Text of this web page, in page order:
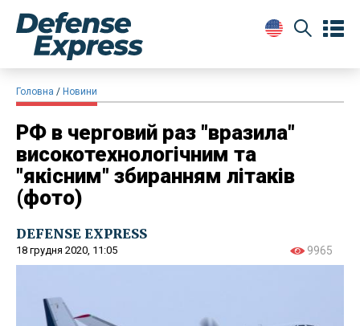
Головна Новини
РФ в черговий раз "вразила"
високотехнологічним та
"якісним" збиранням літаків
(фото)
DEFENSE EXPRESS
18 грудня 2020, 11:05 9965